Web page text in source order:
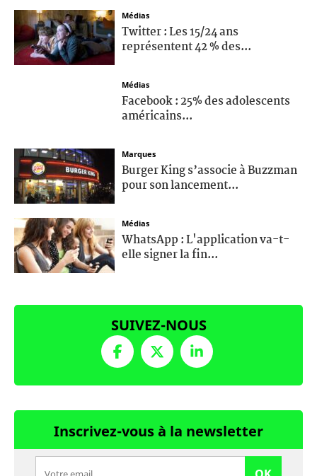
Médias
Twitter : Les 15/24 ans
représentent 42 % des...
Médias
Facebook : 25% des adolescents
américains...
Marques
Burger King s’associe à Buzzman
pour son lancement...
Médias
WhatsApp : L'application va-t-
elle signer la fin...
SUIVEZ-NOUS
Inscrivez-vous à la newsletter